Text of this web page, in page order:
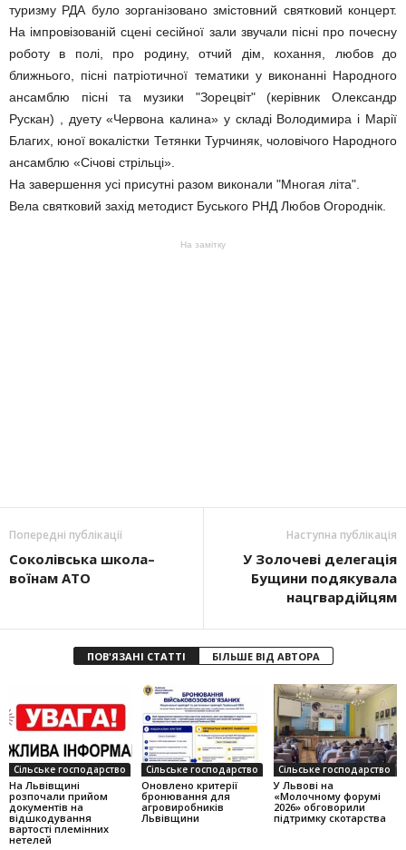
туризму РДА було зорганізовано змістовний святковий концерт.
На імпровізованій сцені сесійної зали звучали пісні про почесну
роботу в полі, про родину, отчий дім, кохання, любов до
ближнього, пісні патріотичної тематики у виконанні Народного
ансамблю пісні та музики "Зорецвіт" (керівник Олександр
Рускан) , дуету «Червона калина» у складі Володимира і Марії
Благих, юної вокалістки Тетянки Турчиняк, чоловічого Народного
ансамблю «Січові стрільці».
На завершення усі присутні разом виконали "Многая літа".
Вела святковий захід методист Буського РНД Любов Огороднік.
На замітку
Попередні публікації
Соколівська школа–
воїнам АТО
Наступна публікація
У Золочеві делегація
Бущини подякувала
нацгвардійцям
ПОВ'ЯЗАНІ СТАТТІ БІЛЬШЕ ВІД АВТОРА
Сільське господарство
На Львівщині
розпочали прийом
документів на
відшкодування
вартості племінних
нетелей
Сільське господарство
Оновлено критерії
бронювання для
агровиробників
Львівщини
Сільське господарство
У Львові на
«Молочному форумі
2026» обговорили
підтримку скотарства